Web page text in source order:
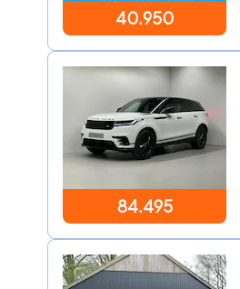
40.950
84.495